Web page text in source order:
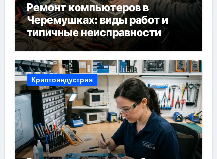
Ремонт компьютеров в
Черемушках: виды работ и
типичные неисправности
Криптоиндустрия